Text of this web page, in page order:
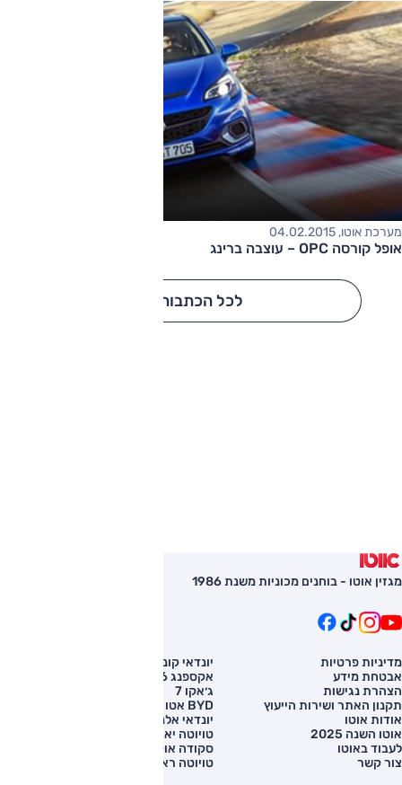
מערכת אוטו, 04.02.2015
אופל קורסה OPC – עוצבה ברינג
לכל הכתבות
מגזין אוטו - בוחנים מכוניות משנת 1986
מדיניות פרטיות
אבטחת מידע
הצהרת נגישות
תקנון האתר ושירות הייעוץ
אודות אוטו
אוטו השנה 2025
לעבוד באוטו
צור קשר
יונדאי קונה
אקספנג G6
ג׳אקו 7
BYD אטו 3
יונדאי אלנטרה
טויוטה יאריס קרוס
סקודה אוקטביה
טויוטה ראב 4